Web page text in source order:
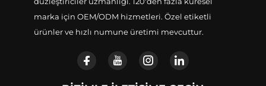
marka için OEM/ODM hizmetleri. Özel etiketli
ürünler ve hızlı numune üretimi mevcuttur.